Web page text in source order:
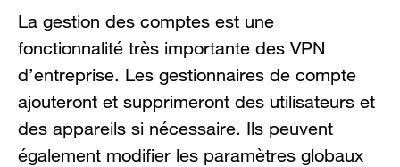
La gestion des comptes est une
fonctionnalité très importante des VPN
d’entreprise. Les gestionnaires de compte
ajouteront et supprimeront des utilisateurs et
des appareils si nécessaire. Ils peuvent
également modifier les paramètres globaux